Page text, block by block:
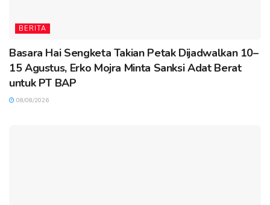
BERITA
Basara Hai Sengketa Takian Petak Dijadwalkan 10–
15 Agustus, Erko Mojra Minta Sanksi Adat Berat
untuk PT BAP
08/08/2026